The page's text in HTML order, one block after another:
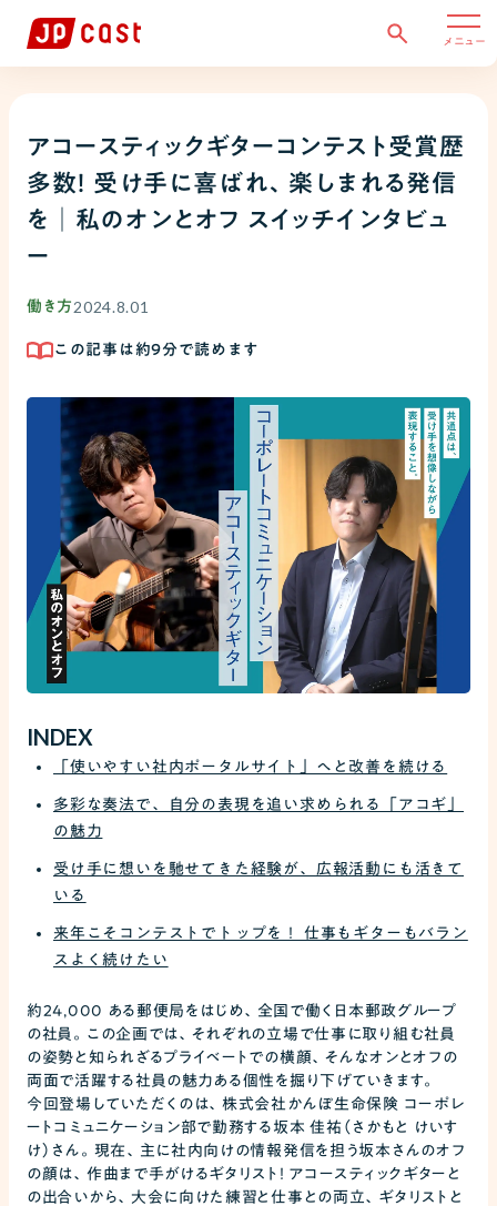
メニュー
アコースティックギターコンテスト受賞歴
多数！ 受け手に喜ばれ、楽しまれる発信
を│私のオンとオフ スイッチインタビュ
ー
働き方 2024.8.01
この記事は約9分で読めます
INDEX
「使いやすい社内ポータルサイト」へと改善を続ける
多彩な奏法で、自分の表現を追い求められる「アコギ」
の魅力
受け手に想いを馳せてきた経験が、広報活動にも活きて
いる
来年こそコンテストでトップを！ 仕事もギターもバラン
スよく続けたい
約24,000 ある郵便局をはじめ、全国で働く日本郵政グループ
の社員。この企画では、それぞれの立場で仕事に取り組む社員
の姿勢と知られざるプライベートでの横顔、そんなオンとオフの
両面で活躍する社員の魅力ある個性を掘り下げていきます。
今回登場していただくのは、株式会社かんぽ生命保険 コーポレ
ートコミュニケーション部で勤務する坂本 佳祐（さかもと けいす
け）さん。現在、主に社内向けの情報発信を担う坂本さんのオフ
の顔は、作曲まで手がけるギタリスト！ アコースティックギターと
の出合いから、大会に向けた練習と仕事との両立、ギタリストと